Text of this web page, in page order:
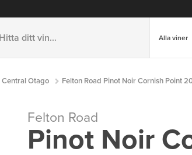
Alla viner
Central Otago Felton Road Pinot Noir Cornish Point
Felton Road
Pinot Noir